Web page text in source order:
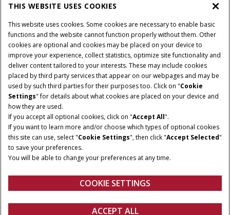
Gebruiksvoorwaarden Privacy Policy
Impressum
Cookie Settings
Telematics privacyverklaring
© 2025 CNH Industrial America LLC. All Rights Reserved. Case IH is a
trademark of CNH Industrial America LLC.
THIS WEBSITE USES COOKIES
This website uses cookies. Some cookies are necessary to enable basic
functions and the website cannot function properly without them. Other
cookies are optional and cookies may be placed on your device to
improve your experience, collect statistics, optimize site functionality and
deliver content tailored to your interests. These may include cookies
placed by third party services that appear on our webpages and may be
used by such third parties for their purposes too. Click on "Cookie
Settings" for details about what cookies are placed on your device and
how they are used.
If you accept all optional cookies, click on "Accept All".
If you want to learn more and/or choose which types of optional cookies
this site can use, select "Cookie Settings", then click "Accept Selected"
to save your preferences.
You will be able to change your preferences at any time.
COOKIE SETTINGS
ACCEPT ALL